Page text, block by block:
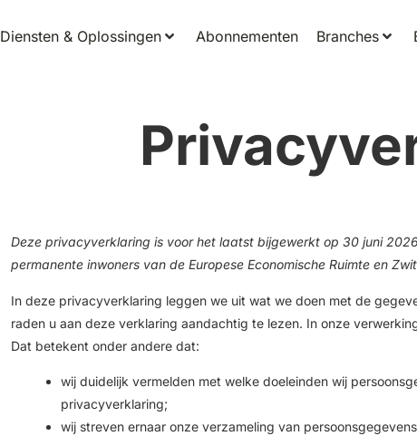
Diensten & Oplossingen Abonnementen Branches
Deze privacyverklaring is voor het laatst bijgewerkt op 30 juni
permanente inwoners van de Europese Economische Ruimte en
In deze privacyverklaring leggen we uit wat we doen met de
raden u aan deze verklaring aandachtig te lezen. In onze
Dat betekent onder andere dat:
wij duidelijk vermelden met welke doeleinden wij
privacyverklaring;
wij streven ernaar onze verzameling van